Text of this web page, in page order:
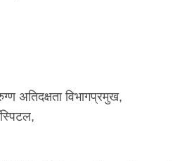
अतिदक्षता विभागप्रमुख,